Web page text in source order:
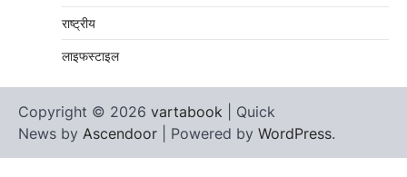
राष्ट्रीय
लाइफस्टाइल
Copyright © 2026 vartabook | Quick
News by Ascendoor | Powered by WordPress.